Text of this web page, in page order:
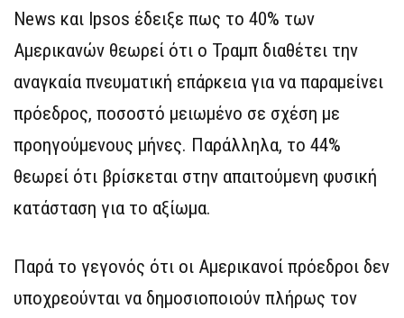
News και Ipsos έδειξε πως το 40% των
Αμερικανών θεωρεί ότι ο Τραμπ διαθέτει την
αναγκαία πνευματική επάρκεια για να παραμείνει
πρόεδρος, ποσοστό μειωμένο σε σχέση με
προηγούμενους μήνες. Παράλληλα, το 44%
θεωρεί ότι βρίσκεται στην απαιτούμενη φυσική
κατάσταση για το αξίωμα.
Παρά το γεγονός ότι οι Αμερικανοί πρόεδροι δεν
υποχρεούνται να δημοσιοποιούν πλήρως τον